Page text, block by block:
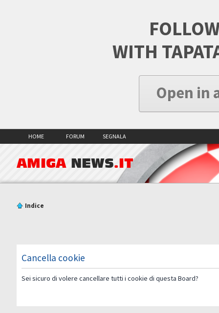
WITH
Open in
HOME FORUM SEGNALA
AMIGA NEWS.IT
Indice
Cancella cookie
Sei sicuro di volere cancellare tutti i cookie di questa Board?